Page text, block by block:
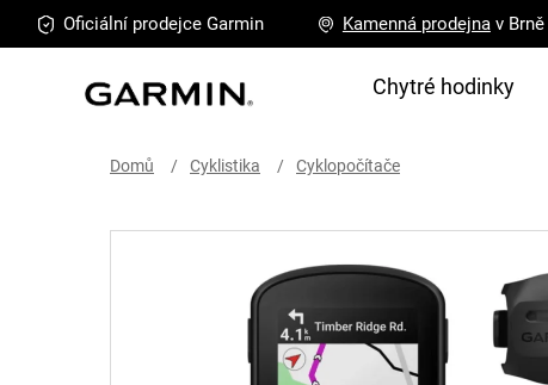
Oficiální prodejce Garmin Kamenná prodejnav Brně
Chytré hodinky
Domů Cyklistika Cyklopočítače